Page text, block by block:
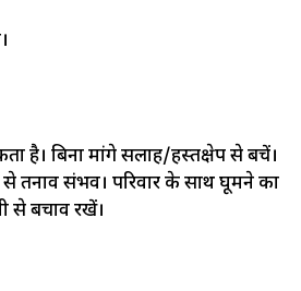
है। बिना मांगे सलाह/हस्तक्षेप से बचें।
से तनाव संभव। परिवार के साथ घूमने का
से बचाव रखें।